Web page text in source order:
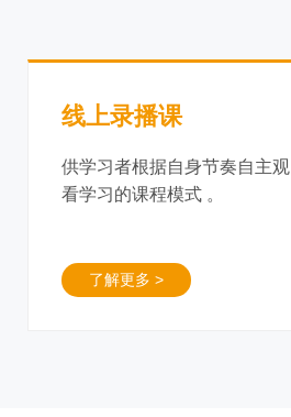
线上录播课
供学习者根据自身节奏自主观
看学习的课程模式 。
了解更多 >